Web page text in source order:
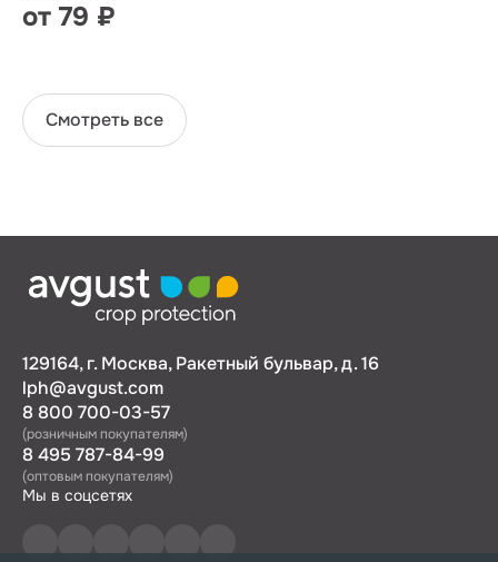
от 79 ₽
Смотреть все
129164, г. Москва, Ракетный бульвар, д. 16
lph@avgust.com
8 800 700-03-57
(розничным покупателям)
8 495 787-84-99
(оптовым покупателям)
Мы в соцсетях